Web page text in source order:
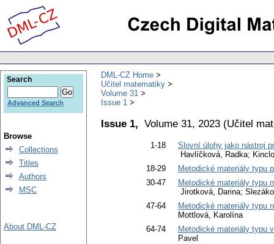
DML-CZ Home
Učitel matematiky
Volume 31
Issue 1
Issue 1, Volume 31, 2023 (Učitel
1-18
Slovní úlohy jako nástroj
Havlíčková, Radka;
18-29
Metodické materiály typu
30-47
Metodické materiály typu
Jirotková, Darina;
47-64
Metodické materiály typu
Mottlová, Karolína
64-74
Metodické materiály typu
Pavel
Search
Advanced Search
Browse
Collections
Titles
Authors
MSC
About DML-CZ